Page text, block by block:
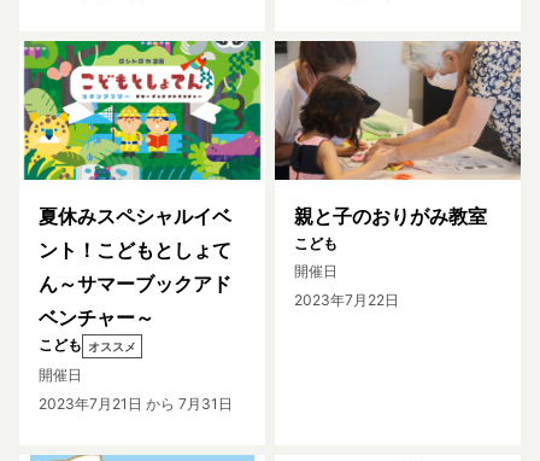
夏休みスペシャルイベ
ント！こどもとしょて
ん～サマーブックアド
ベンチャー～
こども オススメ
開催日
2023年7月21日 から 7月31日
親と子のおりがみ教室
こども
開催日
2023年7月22日